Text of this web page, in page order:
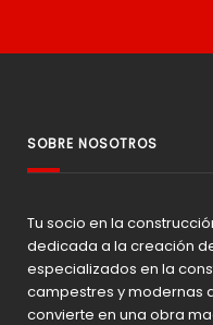
SOBRE NOSOTROS
Tu socio en la
dedicada a la creación
especializados en la
campestres y modernas
convierte en una obra